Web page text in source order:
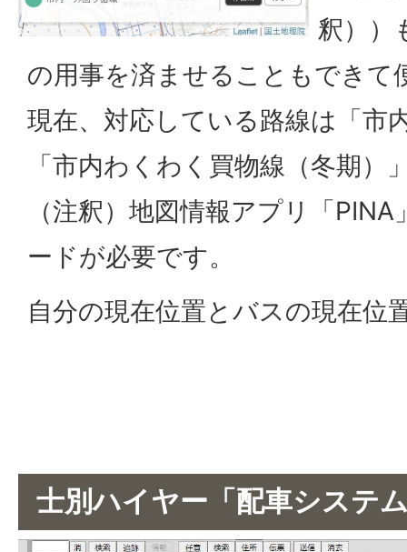
釈））
の用事を済ませることもできて
現在、対応している路線は「市
「市内わくわく買物線（冬期）
（注釈）地図情報アプリ「
ードが必要です。
自分の現在位置とバスの現在位
士別ハイヤー「配車システ